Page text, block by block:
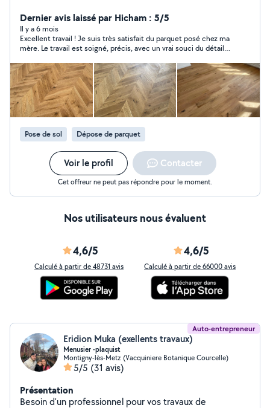
Dernier avis laissé par Hicham : 5/5
Il y a 6 mois
Excellent travail ! Je suis très satisfait du parquet posé chez ma
mère. Le travail est soigné, précis, avec un vrai souci du détail.
gentille, serviable et à l’écoute. Les prix sont plus que corrects,
même en dessous au vu de la qualité du travail réalisé. Je
recommande sans hésitation
Pose de sol Dépose de parquet
Voir le profil Contacter
Cet offreur ne peut pas répondre pour le moment.
Nos utilisateurs nous évaluent
4,6/5
Calculé à partir de 48731 avis
4,6/5
Calculé à partir de 66000 avis
Auto-entrepreneur
Eridion Muka (exellents travaux)
Menusier -plaquist
Montigny-lès-Metz (Vacquiniere Botanique Courcelle)
5/5 (31 avis)
Présentation
Besoin d'un professionnel pour vos travaux de